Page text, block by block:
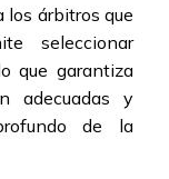
los árbitros que
seleccionar
que garantiza
adecuadas y
de la